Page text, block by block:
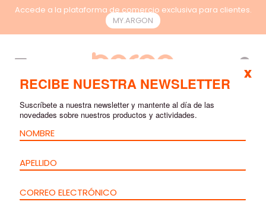
Accede a la plataforma de comercio exclusiva para clientes.
MY.ARGON
RECIBE NUESTRA NEWSLETTER
Suscríbete a nuestra newsletter y mantente al día de las
novedades sobre nuestros productos y actividades.
x